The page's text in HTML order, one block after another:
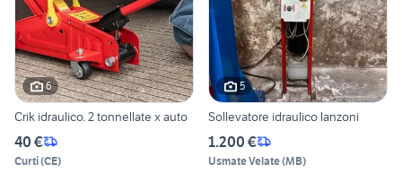
6
Crik idraulico. 2 tonnellate x auto
40 €
Curti(CE)
5
Sollevatore idraulico lanzoni
1.200 €
Usmate Velate(MB)